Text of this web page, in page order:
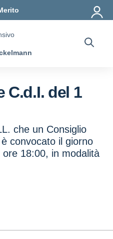
C.d.I. del 1
che un Consiglio
convocato il giorno
18:00, in modalità